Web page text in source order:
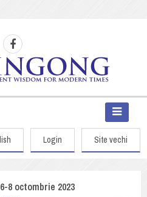
Login Site vechi
8 octombrie 2023